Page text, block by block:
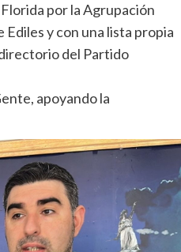
por la Agrupación
y con una lista propia
del Partido
apoyando la